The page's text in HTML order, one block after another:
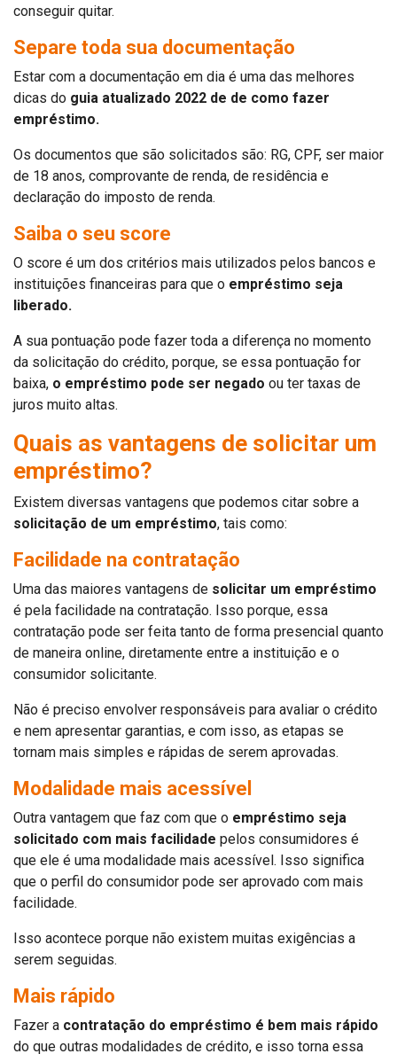
conseguir quitar.
Separe toda sua documentação
Estar com a documentação em dia é uma das melhores
dicas do guia atualizado 2022 de de como fazer
empréstimo.
Os documentos que são solicitados são: RG, CPF, ser maior
de 18 anos, comprovante de renda, de residência e
declaração do imposto de renda.
Saiba o seu score
O score é um dos critérios mais utilizados pelos bancos e
instituições financeiras para que o empréstimo seja
liberado.
A sua pontuação pode fazer toda a diferença no momento
da solicitação do crédito, porque, se essa pontuação for
baixa, o empréstimo pode ser negado ou ter taxas de
juros muito altas.
Quais as vantagens de solicitar um
empréstimo?
Existem diversas vantagens que podemos citar sobre a
solicitação de um empréstimo, tais como:
Facilidade na contratação
Uma das maiores vantagens de solicitar um empréstimo
é pela facilidade na contratação. Isso porque, essa
contratação pode ser feita tanto de forma presencial quanto
de maneira online, diretamente entre a instituição e o
consumidor solicitante.
Não é preciso envolver responsáveis para avaliar o crédito
e nem apresentar garantias, e com isso, as etapas se
tornam mais simples e rápidas de serem aprovadas.
Modalidade mais acessível
Outra vantagem que faz com que o empréstimo seja
solicitado com mais facilidade pelos consumidores é
que ele é uma modalidade mais acessível. Isso significa
que o perfil do consumidor pode ser aprovado com mais
facilidade.
Isso acontece porque não existem muitas exigências a
serem seguidas.
Mais rápido
Fazer a contratação do empréstimo é bem mais rápido
do que outras modalidades de crédito, e isso torna essa